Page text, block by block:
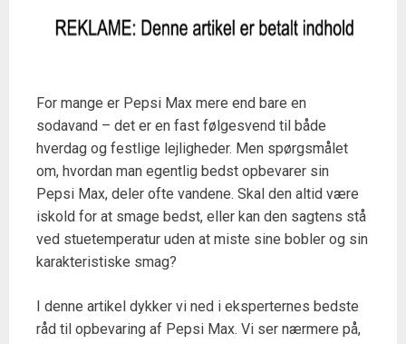
For mange er Pepsi Max mere end bare en
sodavand – det er en fast følgesvend til både
hverdag og festlige lejligheder. Men spørgsmålet
om, hvordan man egentlig bedst opbevarer sin
Pepsi Max, deler ofte vandene. Skal den altid være
iskold for at smage bedst, eller kan den sagtens stå
ved stuetemperatur uden at miste sine bobler og sin
karakteristiske smag?
I denne artikel dykker vi ned i eksperternes bedste
råd til opbevaring af Pepsi Max. Vi ser nærmere på,